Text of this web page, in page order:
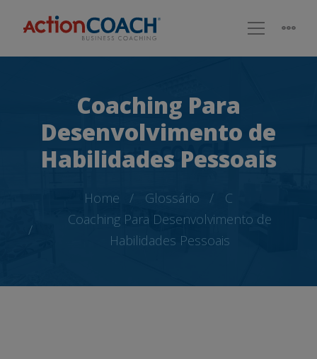
Coaching Para
Desenvolvimento de
Habilidades Pessoais
Home Glossário
C
Coaching Para Desenvolvimento de
Habilidades Pessoais